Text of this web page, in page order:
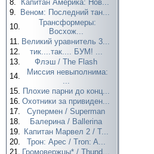
8.
Капитан Америка: Нов...
9.
Веном: Последний тан...
10.
Трансформеры:
Восхож...
11. Великий уравнитель 3...
12.
тик....так.... БУМ! ...
13.
Флэш / The Flash
14.
Миссия невыполнима:
...
15. Плохие парни до конц...
16. Охотники за привиден...
17.
Супермен / Superman
18.
Балерина / Ballerina
19. Капитан Марвел 2 / T...
20.
Трон: Арес / Tron: A...
21. Громовержцы* / Thund...